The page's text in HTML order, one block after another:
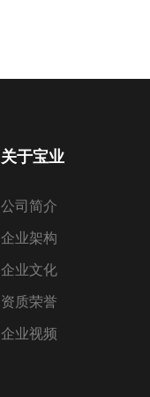
关于宝业
公司简介
企业架构
企业文化
资质荣誉
企业视频